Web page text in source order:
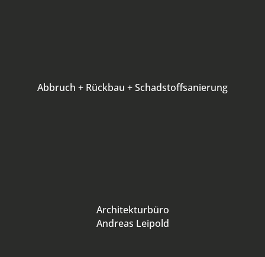
Abbruch + Rückbau + Schadstoffsanierung
Architekturbüro
Andreas Leipold